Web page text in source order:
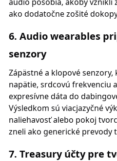
ako dodatočne zošité
6. Audio wearables
senzory
Zápästné a klopové
napätie, srdcovú frekvenciu
expresívne dáta do
Výsledkom sú viacjazyčné
naliehavosť alebo pokoj
zneli ako generické prevody
7. Treasury účty pre